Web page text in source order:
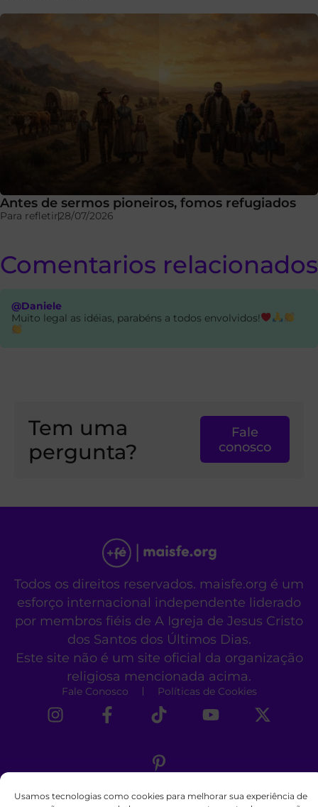
Usamos tecnologias como cookies para melhorar sua experiência de
Antes de sermos pioneiros, fomos refugiados
Para refletir28/07/2026
Comentarios relacionados
@Daniele
Muito legal as idéias, parabéns a todos envolvidos!
Tem uma
pergunta?
Fale
conosco
Todos os direitos reservados. maisfe.org é um
esforço internacional independente liderado
por membros fiéis de A Igreja de Jesus Cristo
dos Santos dos Últimos Dias.
Este site não é um site oficial da organização
religiosa mencionada acima.
Fale Conosco Políticas de Cookies